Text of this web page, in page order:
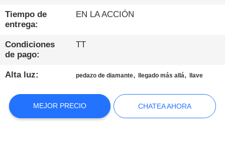
FÁBRICA
CONTROL
DE
ÉNTRENOS
Tiempo de
entrega:
EN LA ACCIÓN
Condiciones
de pago:
TT
Alta luz: pedazo de diamante, llegado más allá, llave
MEJOR PRECIO CHATEA AHORA